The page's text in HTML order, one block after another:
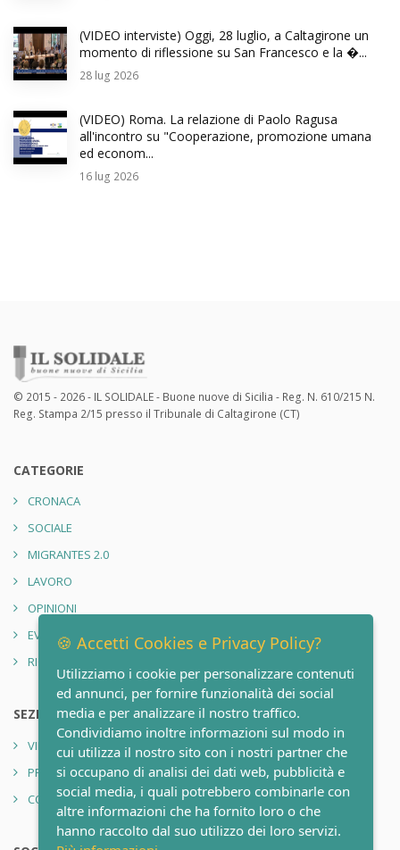
(VIDEO interviste) Oggi, 28 luglio, a Caltagirone un
momento di riflessione su San Francesco e la �...
28 lug 2026
(VIDEO) Roma. La relazione di Paolo Ragusa
all'incontro su "Cooperazione, promozione umana
ed econom...
16 lug 2026
© 2015 - 2026 - IL SOLIDALE - Buone nuove di Sicilia - Reg. N. 610/215 N.
Reg. Stampa 2/15 presso il Tribunale di Caltagirone (CT)
CATEGORIE
CRONACA
SOCIALE
MIGRANTES 2.0
LAVORO
OPINIONI
EVENTI
RIONE SANITÀ 2.0
SEZIONI
VIDEO
PRIVACY POLICY
CONTATTI
🍪 Accetti Cookies e Privacy Policy?
Utilizziamo i cookie per personalizzare contenuti
ed annunci, per fornire funzionalità dei social
media e per analizzare il nostro traffico.
Condividiamo inoltre informazioni sul modo in
cui utilizza il nostro sito con i nostri partner che
si occupano di analisi dei dati web, pubblicità e
social media, i quali potrebbero combinarle con
altre informazioni che ha fornito loro o che
hanno raccolto dal suo utilizzo dei loro servizi.